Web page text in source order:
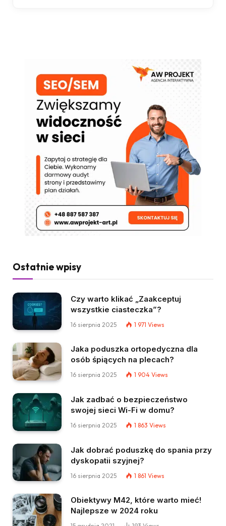
Ostatnie wpisy
Czy warto klikać „Zaakceptuj
wszystkie ciasteczka”?
16 sierpnia 2025 1 971 Views
Jaka poduszka ortopedyczna dla
osób śpiących na plecach?
16 sierpnia 2025 1 904 Views
Jak zadbać o bezpieczeństwo
swojej sieci Wi-Fi w domu?
16 sierpnia 2025 1 863 Views
Jak dobrać poduszkę do spania przy
dyskopatii szyjnej?
16 sierpnia 2025 1 861 Views
Obiektywy M42, które warto mieć!
Najlepsze w 2024 roku